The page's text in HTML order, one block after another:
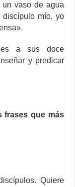
vaso de agua
discípulo mío, yo
a sus doce
y predicar
frases que más
Quiere